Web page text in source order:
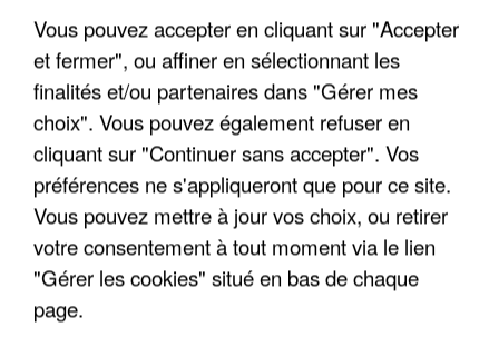
"ON A TOUS LE TRAC"
"ON N'EST PAS DES PARENTS
PARFAITS"
Vous pouvez accepter en cliquant sur "Accepter
et fermer", ou affiner en sélectionnant les
finalités et/ou partenaires dans "Gérer mes
choix". Vous pouvez également refuser en
cliquant sur "Continuer sans accepter". Vos
préférences ne s'appliqueront que pour ce site.
Vous pouvez mettre à jour vos choix, ou retirer
votre consentement à tout moment via le lien
"Gérer les cookies" situé en bas de chaque
page.